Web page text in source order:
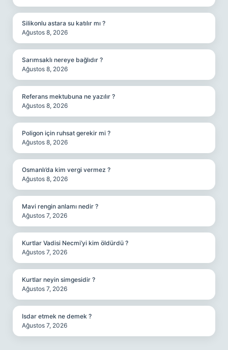
Silikonlu astara su katılır mı ?
Ağustos 8, 2026
Sarımsaklı nereye bağlıdır ?
Ağustos 8, 2026
Referans mektubuna ne yazılır ?
Ağustos 8, 2026
Poligon için ruhsat gerekir mi ?
Ağustos 8, 2026
Osmanlı’da kim vergi vermez ?
Ağustos 8, 2026
Mavi rengin anlamı nedir ?
Ağustos 7, 2026
Kurtlar Vadisi Necmi’yi kim öldürdü ?
Ağustos 7, 2026
Kurtlar neyin simgesidir ?
Ağustos 7, 2026
Isdar etmek ne demek ?
Ağustos 7, 2026